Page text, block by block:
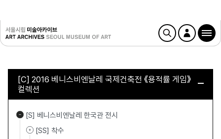
[C] 2016 베니스비엔날레 국제건축전 《용적률 게임》
컬렉션
[S] 베니스비엔날레 한국관 전시
[SS] 착수